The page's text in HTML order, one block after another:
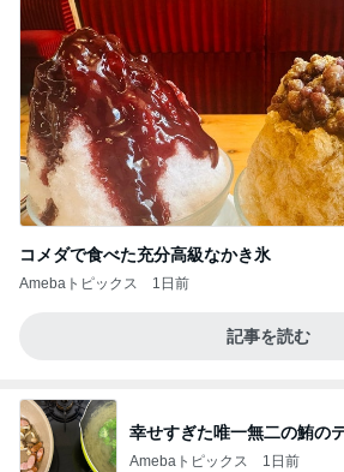
コメダで食べた充分高級なかき氷
Amebaトピックス 1日前
記事を読む
幸せすぎた唯一無二の鮪の
Amebaトピックス 1日前